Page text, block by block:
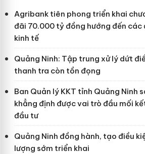
Agribank tiên phong triển khai
đãi 70.000 tỷ đồng hướng đến
kinh tế
Quảng Ninh: Tập trung xử lý dứt
thanh tra còn tồn đọng
Ban Quản lý KKT tỉnh Quảng Ninh
khẳng định được vai trò đầu mối
đầu tư
Quảng Ninh đồng hành, tạo điều
lượng sớm triển khai